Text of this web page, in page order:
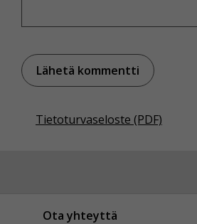
Tietoturvaseloste (PDF)
Ota yhteyttä